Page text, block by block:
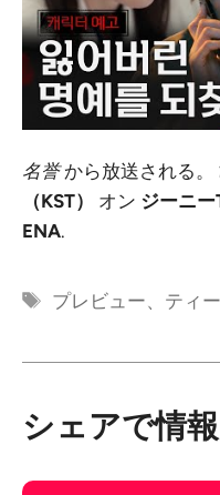
名誉から放送される。
（KST）
オン ジーニー
ENA.
タ
プレビュー ティ
シェアで情